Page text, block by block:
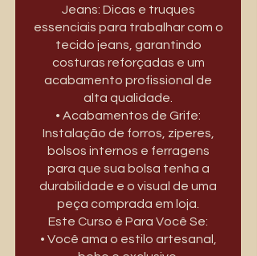
Jeans: Dicas e truques
essenciais para trabalhar com o
tecido jeans, garantindo
costuras reforçadas e um
acabamento profissional de
alta qualidade.
• Acabamentos de Grife:
Instalação de forros, zíperes,
bolsos internos e ferragens
para que sua bolsa tenha a
durabilidade e o visual de uma
peça comprada em loja.
Este Curso é Para Você Se:
• Você ama o estilo artesanal,